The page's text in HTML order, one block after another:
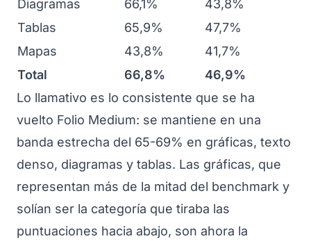
Diagramas
66,1%
43,8%
Tablas
65,9%
47,7%
Mapas
43,8%
41,7%
Total
66,8%
46,9%
Lo llamativo es lo consistente que se ha
vuelto Folio Medium: se mantiene en una
banda estrecha del 65-69% en gráficas, texto
denso, diagramas y tablas. Las gráficas, que
representan más de la mitad del benchmark y
solían ser la categoría que tiraba las
puntuaciones hacia abajo, son ahora la